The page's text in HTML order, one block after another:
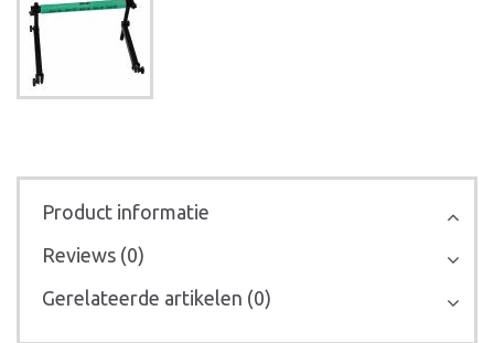
Product informatie
Reviews (0)
Gerelateerde artikelen (0)